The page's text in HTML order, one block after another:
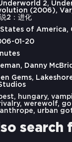
2,
(2006),
2：进化
of America,
01-20
Danny
Gems,
, hungary,
, werewolf,
, urban
search